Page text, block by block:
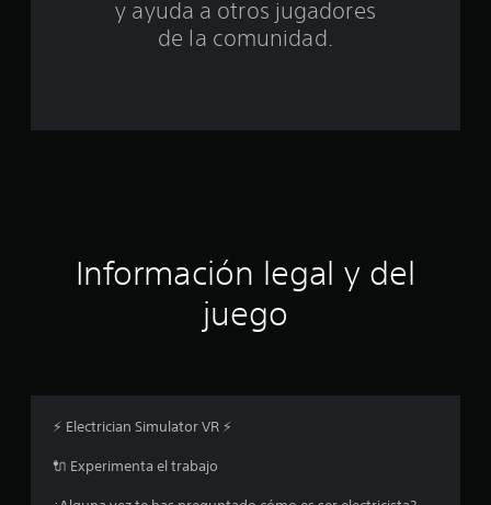
n
e
y ayuda a otros jugadores
de la comunidad.
Información legal y del
juego
⚡ Electrician Simulator VR ⚡
🔌 Experimenta el trabajo